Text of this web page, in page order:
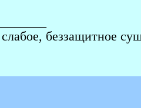
беззащитное